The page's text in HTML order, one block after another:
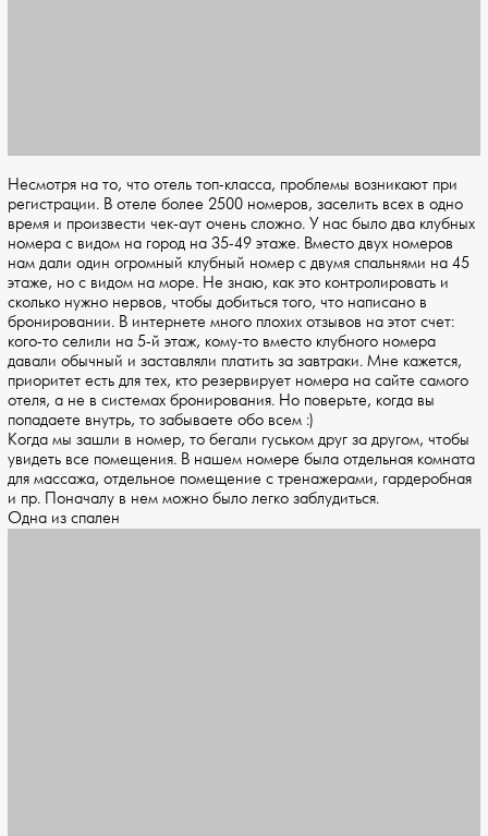
Несмотря на то, что отель топ-класса, проблемы возникают при
регистрации. В отеле более 2500 номеров, заселить всех в одно
время и произвести чек-аут очень сложно. У нас было два клубных
номера с видом на город на 35-49 этаже. Вместо двух номеров
нам дали один огромный клубный номер с двумя спальнями на 45
этаже, но с видом на море. Не знаю, как это контролировать и
сколько нужно нервов, чтобы добиться того, что написано в
бронировании. В интернете много плохих отзывов на этот счет:
кого-то селили на 5-й этаж, кому-то вместо клубного номера
давали обычный и заставляли платить за завтраки. Мне кажется,
приоритет есть для тех, кто резервирует номера на сайте самого
отеля, а не в системах бронирования. Но поверьте, когда вы
попадаете внутрь, то забываете обо всем :)
Когда мы зашли в номер, то бегали гуськом друг за другом, чтобы
увидеть все помещения. В нашем номере была отдельная комната
для массажа, отдельное помещение с тренажерами, гардеробная
и пр. Поначалу в нем можно было легко заблудиться.
Одна из спален